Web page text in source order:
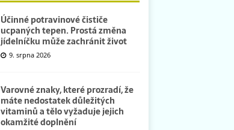
Účinné potravinové čističe
ucpaných tepen. Prostá změna
jídelníčku může zachránit život
9. srpna 2026
Varovné znaky, které prozradí, že
máte nedostatek důležitých
vitaminů a tělo vyžaduje jejich
okamžité doplnění